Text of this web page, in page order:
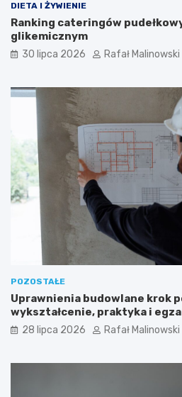
DIETA I ŻYWIENIE
Ranking cateringów
glikemicznym
30 lipca 2026 Rafał Malinowski
POZOSTAŁE
Uprawnienia budowlane krok
wykształcenie, praktyka i
28 lipca 2026 Rafał Malinowski